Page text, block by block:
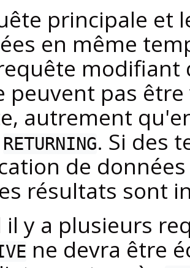
principale et
en même
modifiant
peuvent pas
autrement
RETURNING. Si des
de
résultats sont
il y a plusieurs
ne devra être